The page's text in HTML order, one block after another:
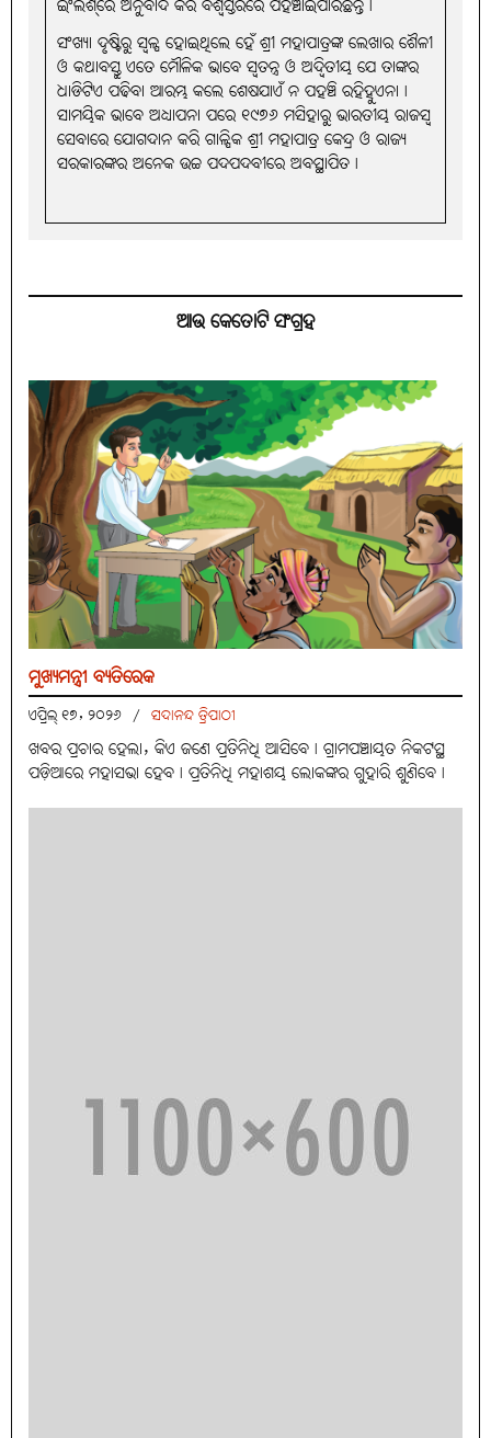
ସଂଖ୍ୟା ଦୃଷ୍ଟିରୁ ସ୍ବଳ୍ପ ହୋଇଥିଲେ ହେଁ ଶ୍ରୀ ମହାପାତ୍ରଙ୍କ ଲେଖାର ଶୈଳୀ
ଓ କଥାବସ୍ତୁ ଏତେ ମୌଳିକ ଭାବେ ସ୍ବତନ୍ତ୍ର ଓ ଅଦ୍ବିତୀୟ ଯେ ତାଙ୍କର
ଧାଡିଟିଏ ପଢିବା ଆରମ୍ଭ କଲେ ଶେଷଯାଏଁ ନ ପହଞ୍ଚି ରହିହୁଏନା୤
ସାମୟିକ ଭାବେ ଅଧ୍ୟାପନା ପରେ ୧୯୭୬ ମସିହାରୁ ଭାରତୀୟ ରାଜସ୍ବ
ସେବାରେ ଯୋଗଦାନ କରି ଗାଳ୍ପିକ ଶ୍ରୀ ମହାପାତ୍ର କେନ୍ଦ୍ର ଓ ରାଜ୍ୟ
ସରକାରଙ୍କର ଅନେକ ଉଚ୍ଚ ପଦପଦବୀରେ ଅବସ୍ଥାପିତ୤
ଆଉ କେତୋଟି ସଂଗ୍ରହ
ମୁଖ୍ୟମନ୍ତ୍ରୀ ବ୍ୟତିରେକ
ଏପ୍ରିଲ୍ ୧୭, ୨୦୨୬ / ସଦାନନ୍ଦ ତ୍ରିପାଠୀ
ଖବର ପ୍ରଚାର ହେଲା, କିଏ ଜଣେ ପ୍ରତିନିଧି ଆସିବେ। ଗ୍ରାମପଞ୍ଚାୟତ ନିକଟସ୍ଥ
ପଡ଼ିଆରେ ମହାସଭା ହେବ। ପ୍ରତିନିଧି ମହାଶୟ ଲୋକଙ୍କର ଗୁହାରି ଶୁଣିବେ।